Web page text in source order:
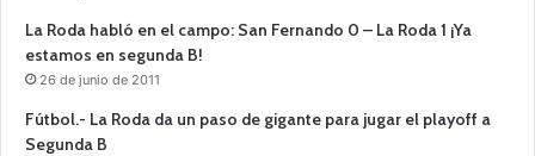
La Roda habló en el campo: San Fernando 0 – La Roda 1 ¡Ya
estamos en segunda B!
26 de junio de 2011
Fútbol.- La Roda da un paso de gigante para jugar el playoff a
Segunda B